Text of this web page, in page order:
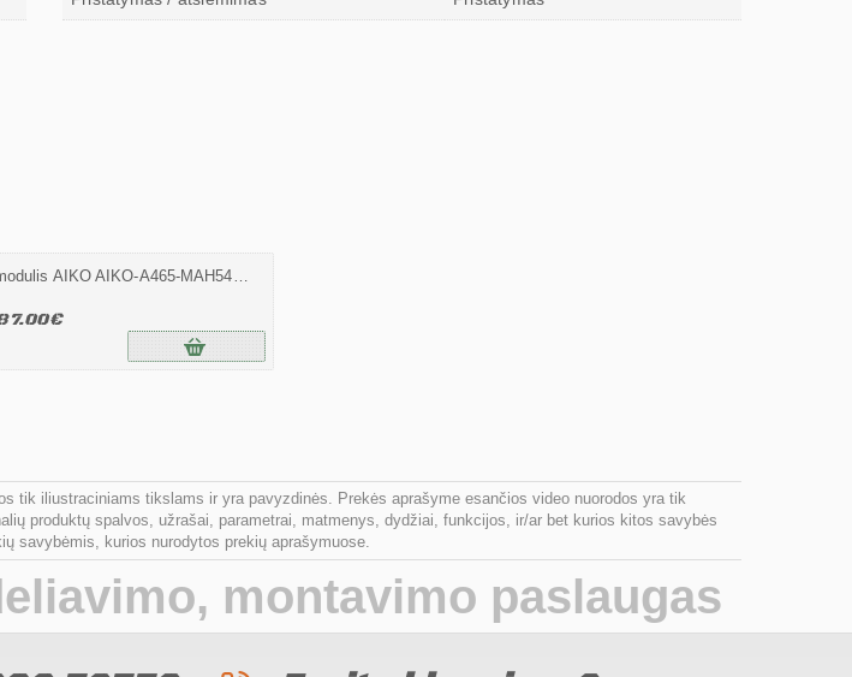
tik iliustraciniams tikslams ir yra pavyzdinės. Prekės aprašyme esančios video nuorodos yra tik
produktų spalvos, užrašai, parametrai, matmenys, dydžiai, funkcijos, ir/ar bet kurios kitos savybės
savybėmis, kurios nurodytos prekių aprašymuose.
montavimo paslaugas